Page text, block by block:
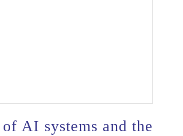
AI systems and the